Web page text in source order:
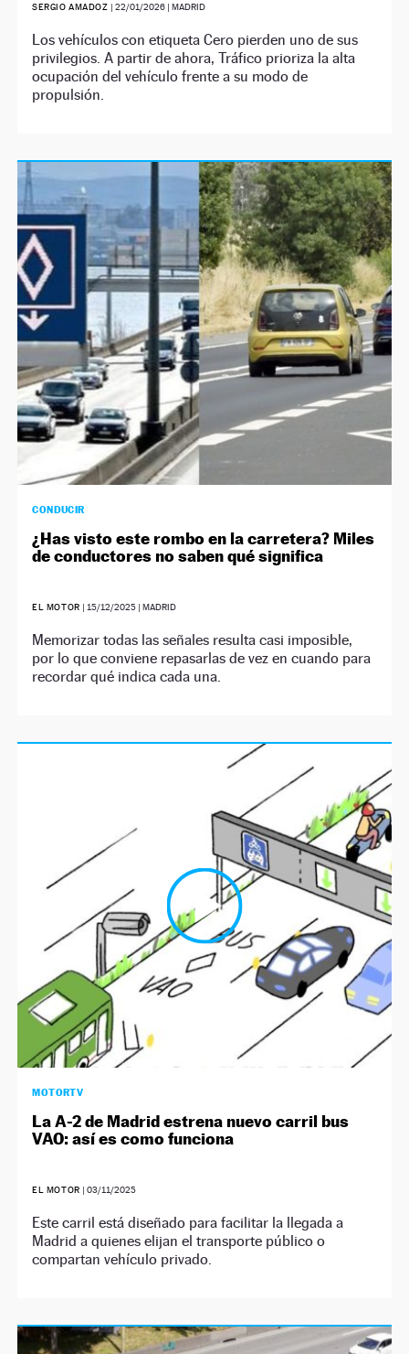
SERGIO AMADOZ | 22/01/2026| MADRID
Los vehículos con etiqueta Cero pierden uno de sus
privilegios. A partir de ahora, Tráfico prioriza la alta
ocupación del vehículo frente a su modo de
propulsión.
CONDUCIR
¿Has visto este rombo en la carretera? Miles
de conductores no saben qué significa
EL MOTOR | 15/12/2025| MADRID
Memorizar todas las señales resulta casi imposible,
por lo que conviene repasarlas de vez en cuando para
recordar qué indica cada una.
MOTORTV
La A-2 de Madrid estrena nuevo carril bus
VAO: así es como funciona
EL MOTOR | 03/11/2025
Este carril está diseñado para facilitar la llegada a
Madrid a quienes elijan el transporte público o
compartan vehículo privado.